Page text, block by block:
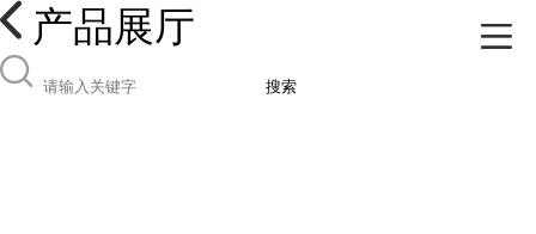
产品展厅
搜索